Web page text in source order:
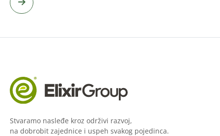
Stvaramo nasleđe kroz održivi razvoj,
na dobrobit zajednice i uspeh svakog pojedinca.